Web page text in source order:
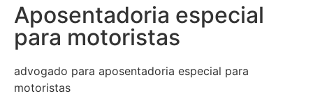
Aposentadoria especial
para motoristas
advogado para aposentadoria especial para
motoristas